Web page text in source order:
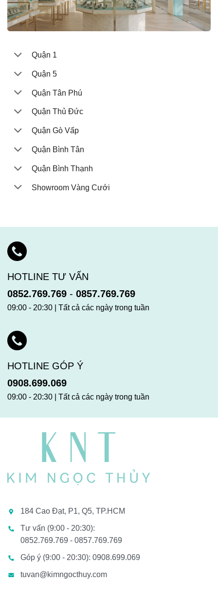
Quận 1
Quận 5
Quận Tân Phú
Quận Thủ Đức
Quận Gò Vấp
Quận Bình Tân
Quận Bình Thạnh
Showroom Vàng Cưới
HOTLINE TƯ VẤN
0852.769.769 - 0857.769.769
09:00 - 20:30 | Tất cả các ngày trong tuần
HOTLINE GÓP Ý
0908.699.069
09:00 - 20:30 | Tất cả các ngày trong tuần
184 Cao Đạt, P1, Q5, TP.HCM
Tư vấn (9:00 - 20:30):
0852.769.769 - 0857.769.769
Góp ý (9:00 - 20:30): 0908.699.069
tuvan@kimngocthuy.com